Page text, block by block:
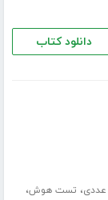
دانلود کتاب
عددی، تست هوش،